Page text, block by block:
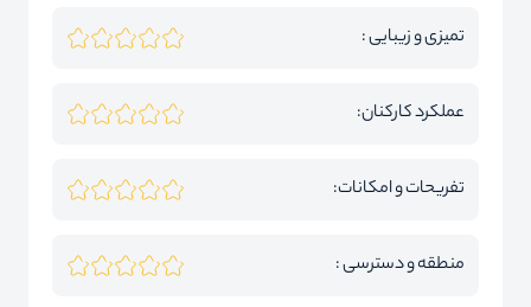
تمیزی و زیبایی :
عملکرد کارکنان:
تفریحات و امکانات:
منطقه و دسترسی :